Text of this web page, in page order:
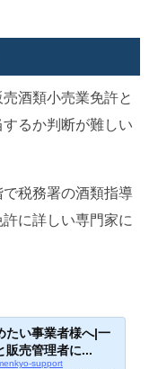
酒類小売業免許と
るか判断が難しい
税務署の酒類指導
に詳しい専門家に
たい事業者様へ|一
販売管理者に...
support